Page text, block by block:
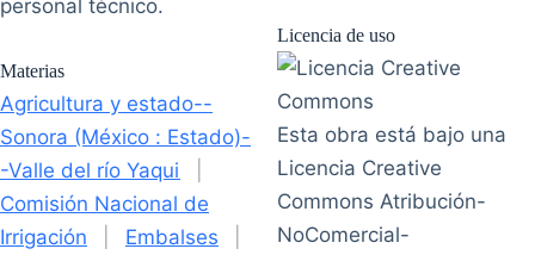
personal técnico.
Materias
Agricultura y estado--
Sonora (México : Estado)-
-Valle del río Yaqui
Comisión Nacional de
Irrigación
Embalses
Licencia de uso
Esta obra está bajo una
Licencia Creative
Commons Atribución-
NoComercial-